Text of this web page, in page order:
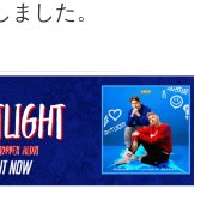
した。